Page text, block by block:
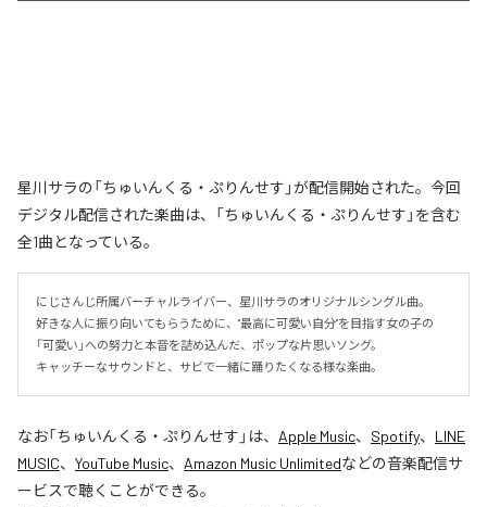
星川サラの「ちゅいんくる・ぷりんせす」が配信開始された。今回
デジタル配信された楽曲は、「ちゅいんくる・ぷりんせす」を含む
全1曲となっている。
にじさんじ所属バーチャルライバー、星川サラのオリジナルシングル曲。
好きな人に振り向いてもらうために、"最高に可愛い自分"を目指す女の子の
「可愛い」への努力と本音を詰め込んだ、ポップな片思いソング。
キャッチーなサウンドと、サビで一緒に踊りたくなる様な楽曲。
なお「ちゅいんくる・ぷりんせす 」は、 Apple Music、 Spotify、 LINE
MUSIC、 YouTube Music、 Amazon Music Unlimitedなどの音楽配信サ
ービスで聴くことができる。